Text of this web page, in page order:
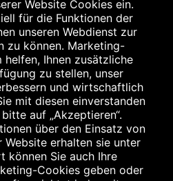
solange der Vorrat reicht. Für Druck-
Sie die Packungsbeilage und fragen
Apothekenerstattungspreis
Preisempfehlung der Hersteller. Der
gebrachter Preis für rezeptfreie
dem für Apotheken verbindlichen
in bestimmten Fällen (z.B. bei Kindern
gesetzlichen Krankenversicherung
Website Cookies ein.
für die Funktionen der
unseren Webdienst zur
zu können. Marketing-
helfen, Ihnen zusätzliche
zu stellen, unser
und wirtschaftlich
mit diesen einverstanden
auf „Akzeptieren“.
über den Einsatz von
Website erhalten sie unter
können Sie auch Ihre
Cookies geben oder